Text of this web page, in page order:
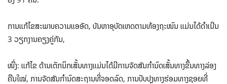
ການແກ້ໄຂສະພາບຄວາມແອອັດ, ບັນຫາອຸບັດເຫດຕາມທ້ອງຖະໜົນ ແມ່ນໄດ້ດໍາເນີນ
3 ວຽກງານຄຽງຄູ່ກັນ,
ໜຶ່ງ: ແກ້ໄຂ ດ້ານເຕັກນິກເສັ້ນທາງແມ່ນໄດ້ມີການຈັດສັນກໍານົດເສັ້ນທາງຂຶ້ນທາງລ່ອງ
ຄືນໃໝ່, ການຈັດສັນກໍານົດສະຖານທີ່ຈອດລົດ, ການປັບປຸງທາງຮ່ອມທາງຊອຍທີ່